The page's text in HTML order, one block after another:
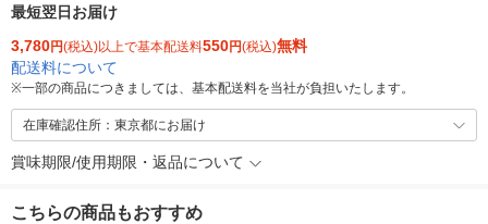
最短翌日お届け
3,780円(税込)以上で基本配送料550円(税込)無料
配送料について
※一部の商品につきましては、基本配送料を当社が負担いたします。
在庫確認住所：東京都にお届け
賞味期限/使用期限・返品について
こちらの商品もおすすめ